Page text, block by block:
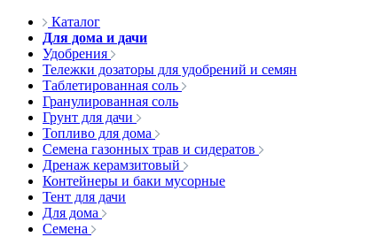
Каталог
Для дома и дачи
Удобрения
Тележки дозаторы для удобрений и семян
Таблетированная соль
Гранулированная соль
Грунт для дачи
Топливо для дома
Семена газонных трав и сидератов
Дренаж керамзитовый
Контейнеры и баки мусорные
Тент для дачи
Для дома
Семена